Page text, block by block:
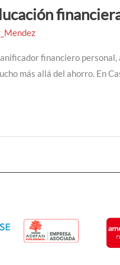
financiero
más allá del ahorro. En